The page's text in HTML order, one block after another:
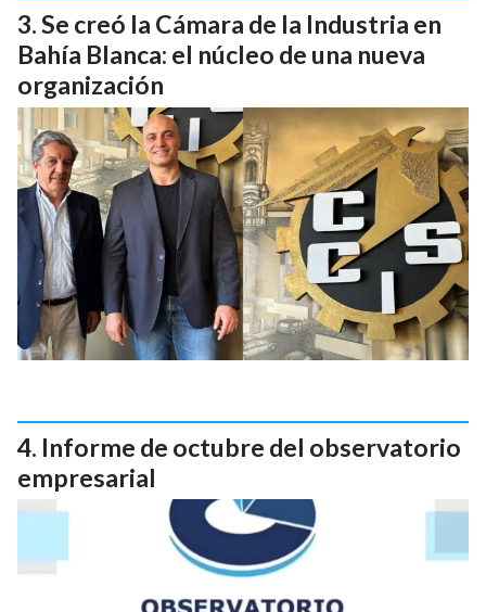
Se creó la Cámara de la Industria en
Bahía Blanca: el núcleo de una nueva
organización
Informe de octubre del observatorio
empresarial